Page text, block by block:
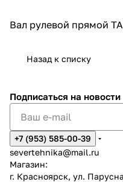
Вал рулевой прямой
Назад к списку
Подписаться на
+7 (953) 585-00-39
severtehnika@mail.ru
Магазин:
г. Красноярск, ул.